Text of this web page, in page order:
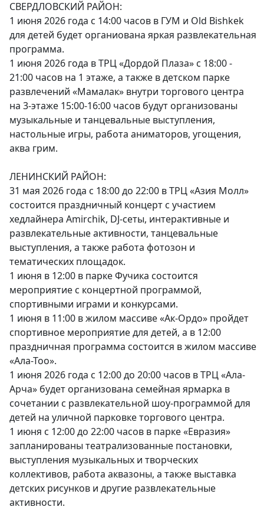
СВЕРДЛОВСКИЙ РАЙОН:
1 июня 2026 года с 14:00 часов в ГУМ и Old Bishkek
для детей будет органиована яркая развлекательная
программа.
1 июня 2026 года в ТРЦ «Дордой Плаза» с 18:00 -
21:00 часов на 1 этаже, а также в детском парке
развлечений «Мамалак» внутри торгового центра
на 3-этаже 15:00-16:00 часов будут организованы
музыкальные и танцевальные выступления,
настольные игры, работа аниматоров, угощения,
аква грим.
ЛЕНИНСКИЙ РАЙОН:
31 мая 2026 года с 18:00 до 22:00 в ТРЦ «Азия Молл»
состоится праздничный концерт с участием
хедлайнера Amirchik, DJ-сеты, интерактивные и
развлекательные активности, танцевальные
выступления, а также работа фотозон и
тематических площадок.
1 июня в 12:00 в парке Фучика состоится
мероприятие с концертной программой,
спортивными играми и конкурсами.
1 июня в 11:00 в жилом массиве «Ак-Ордо» пройдет
спортивное мероприятие для детей, а в 12:00
праздничная программа состоится в жилом массиве
«Ала-Тоо».
1 июня 2026 года с 12:00 до 20:00 часов в ТРЦ «Ала-
Арча» будет организована семейная ярмарка в
сочетании с развлекательной шоу-программой для
детей на уличной парковке торгового центра.
1 июня с 12:00 до 22:00 часов в парке «Евразия»
запланированы театрализованные постановки,
выступления музыкальных и творческих
коллективов, работа аквазоны, а также выставка
детских рисунков и другие развлекательные
активности.